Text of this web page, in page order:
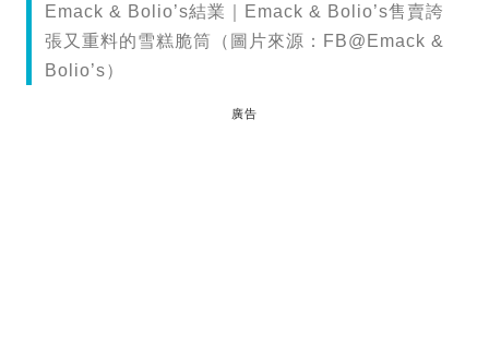
Emack & Bolio’s結業｜Emack & Bolio’s售賣誇
張又重料的雪糕脆筒（圖片來源：FB@Emack &
Bolio’s）
廣告